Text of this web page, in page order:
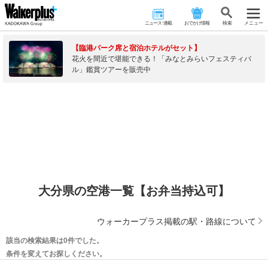
ニュース･連載 おでかけ情報 検 索 メニュー
【臨港パーク席と宿泊ホテルがセット】
花火を間近で堪能できる！「みなとみらいフェスティバ
ル」鑑賞ツアーを販売中
大分県の空港一覧【お弁当持込可】
ウォーカープラス掲載の駅・路線について
該当の検索結果は0件でした。
条件を変えてお探しください。